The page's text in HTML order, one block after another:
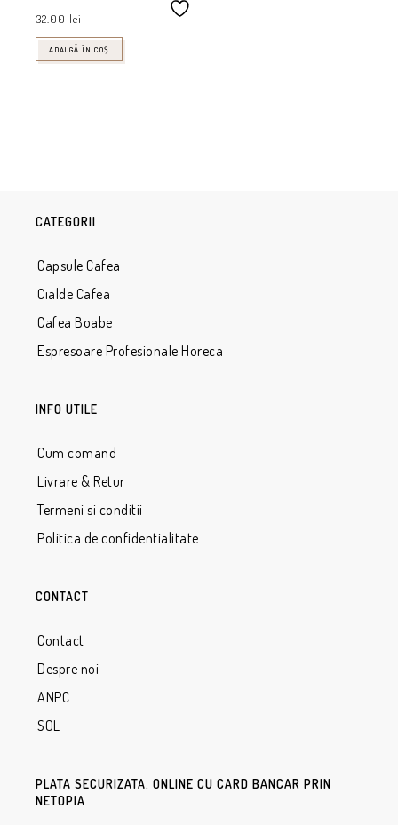
32.00 lei
ADAUGĂ ÎN COȘ
CATEGORII
Capsule Cafea
Cialde Cafea
Cafea Boabe
Espresoare Profesionale Horeca
INFO UTILE
Cum comand
Livrare & Retur
Termeni si conditii
Politica de confidentialitate
CONTACT
Contact
Despre noi
ANPC
SOL
PLATA SECURIZATA. ONLINE CU CARD BANCAR PRIN
NETOPIA